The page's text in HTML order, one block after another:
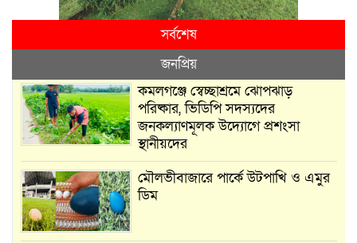
সর্বশেষ
জনপ্রিয়
কমলগঞ্জে স্বেচ্ছাশ্রমে ঝোপঝাড়
পরিষ্কার, ভিডিপি সদস্যদের
জনকল্যাণমূলক উদ্যোগে প্রশংসা
স্থানীয়দের
মৌলভীবাজারে পার্কে উটপাখি ও এমুর
ডিম